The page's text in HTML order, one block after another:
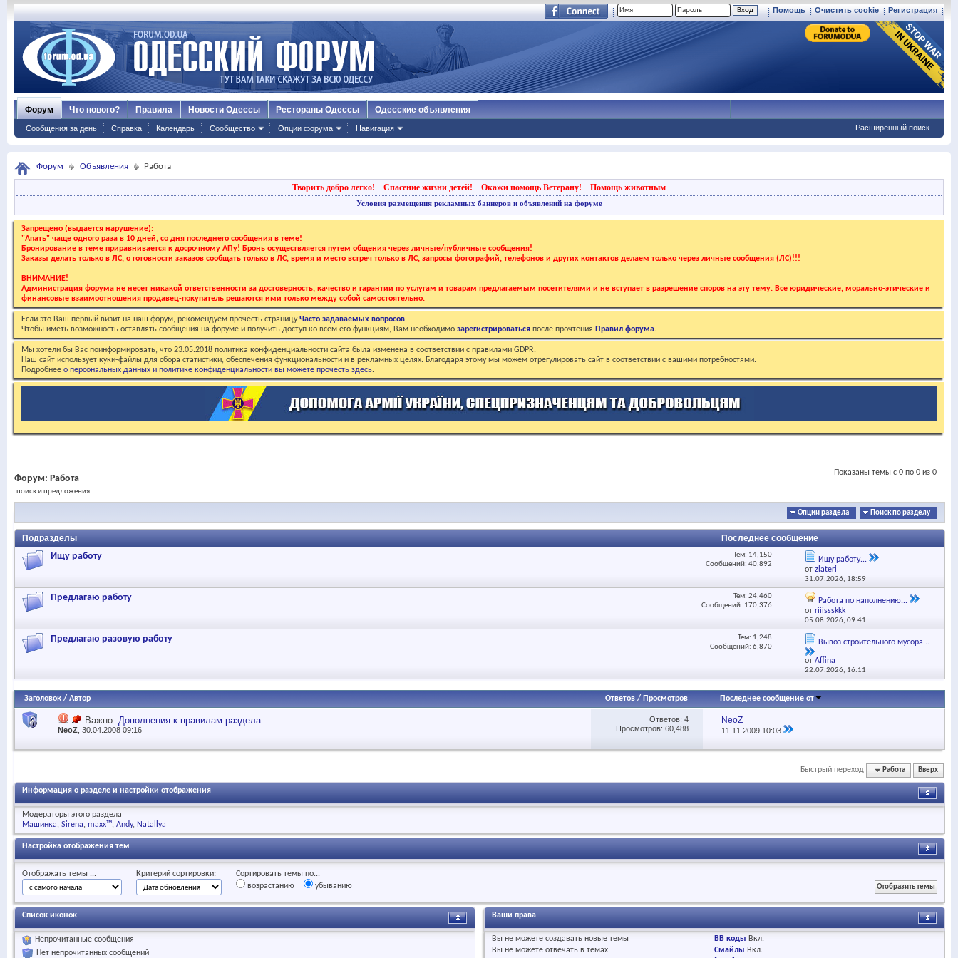
Регистрация
Очистить cookie
Помощь
Форум
Сообщения за день Справка Календарь Сообщество Опции форума Навигация
Что нового? Правила Новости Одессы Рестораны Одессы Одесские объявления
Расширенный поиск
Форум Объявления Работа
Творить добро легко! Спасение жизни детей! Окажи помощь Ветерану! Помощь животным
Условия размещения рекламных баннеров и объявлений на форуме
Запрещено (выдается нарушение):
"Апать" чаще одного раза в 10 дней, со дня последнего сообщения в теме!
Бронирование в теме приравнивается к досрочному АПу! Бронь осуществляется путем общения через личные/публичные сообщения!
Заказы делать только в ЛС, о готовности заказов сообщать только в ЛС, время и место встреч только в ЛС, запросы фотографий, телефонов и других контактов делаем только через личные сообщения (ЛС)!!!
ВНИМАНИЕ!
Администрация форума не несет никакой ответственности за достоверность, качество и гарантии по услугам и товарам предлагаемым посетителями и не вступает в разрешение споров на эту тему. Все юридические, морально-этические и
финансовые взаимоотношения продавец-покупатель решаются ими только между собой самостоятельно.
Если это Ваш первый визит на наш форум, рекомендуем прочесть страницуЧасто задаваемых вопросов.
Чтобы иметь возможность оставлять сообщения на форуме и получить доступ ко всем его функциям, Вам необходимо зарегистрироваться после прочтения Правил форума.
Мы хотели бы Вас поинформировать, что 23.05.2018 политика конфиденциальности сайта была изменена в соответствии с правилами GDPR.
Наш сайт использует куки-файлы для сбора статистики, обеспечения функциональности и в рекламных целях. Благодаря этому мы можем отрегулировать сайт в соответствии с вашими потребностями.
Подробнее о персональных данных и политике конфиденциальности вы можете прочесть здесь.
Показаны темы с 0 по 0 из 0
Форум: Работа
поиск и предложения
Опции раздела Поиск по разделу
Подразделы Последнее сообщение
Ищу работу
Тем: 14,150
Сообщений: 40,892
Ищу работу...
отzlateri
31.07.2026, 18:59
Предлагаю работу
Тем: 24,460
Сообщений: 170,376
Работа по наполнению...
отriiissskkk
05.08.2026,09:41
Предлагаю разовую работу
Тем: 1,248
Сообщений: 6,870
Вывоз строительного мусора...
отAffina
22.07.2026, 16:11
Заголовок / Автор Ответов/ Просмотров Последнее сообщение от
Важно: Дополнения к правилам раздела.
NeoZ , 30.04.2008 09:16
Ответов: 4
Просмотров: 60,488
NeoZ
11.11.2009 10:03
Быстрый переход Работа Вверх
Информация о разделе и настройки отображения
Модераторы этого раздела
Машинка Sirena maxx™ Andy Natallya
Настройка отображения тем
Отображать темы ... Критерий сортировки:
Сортировать темы по...
возрастанию
убыванию
Список иконок
Непрочитанные сообщения
Нет непрочитанных сообщений
Ваши права
Вы не можетесоздавать новые темы
Вы не можетеотвечать в темах
BB коды Вкл.
Смайлы Вкл.